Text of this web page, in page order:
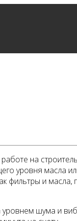
на
уровня масла
фильтры и
шума и